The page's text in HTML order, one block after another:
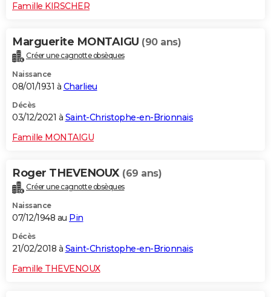
Famille KIRSCHER
Marguerite MONTAIGU (90 ans)
Créer une cagnotte obsèques
Naissance
08/01/1931 à Charlieu
Décès
03/12/2021 à Saint-Christophe-en-Brionnais
Famille MONTAIGU
Roger THEVENOUX (69 ans)
Créer une cagnotte obsèques
Naissance
07/12/1948 au Pin
Décès
21/02/2018 à Saint-Christophe-en-Brionnais
Famille THEVENOUX